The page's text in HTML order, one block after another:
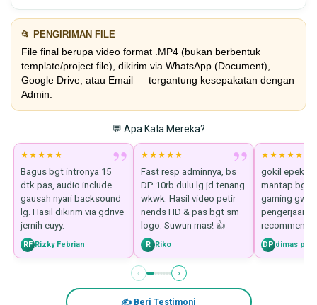
📂 PENGIRIMAN FILE
File final berupa video format .MP4 (bukan berbentuk
template/project file), dikirim via WhatsApp (Document),
Google Drive, atau Email — tergantung kesepakatan dengan
Admin.
💬 Apa Kata Mereka?
”
★★★★★
Bagus bgt intronya 15
dtk pas, audio include
gausah nyari backsound
lg. Hasil dikirim via gdrive
jernih euyy.
RF Rizky Febrian
”
★★★★★
Fast resp adminnya, bs
DP 10rb dulu lg jd tenang
wkwk. Hasil video petir
nends HD & pas bgt sm
logo. Suwun mas! 👍
R Riko
★★★★★
gokil epek
mantap bgt
gaming gw
pengerjaan
DP dimas
‹ ›
✍ Beri Testimoni